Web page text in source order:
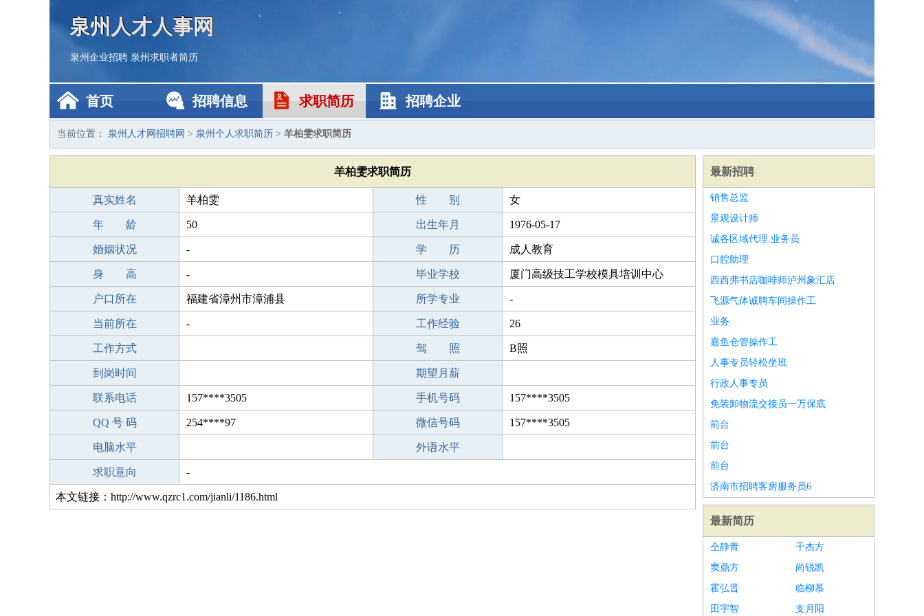
泉州人才人事网
泉州企业招聘 泉州求职者简历
首页 招聘信息 求职简历 招聘企业
当前位置： 泉州人才网招聘网 > 泉州个人求职简历 > 羊柏雯求职简历
羊柏雯求职简历
真实姓名 羊柏雯 性 别 女
年 龄 50 出生年月 1976-05-17
婚姻状况 - 学 历 成人教育
身 高 - 毕业学校 厦门高级技工学校模具培训中心
户口所在 福建省漳州市漳浦县 所学专业 -
当前所在 - 工作经验 26
工作方式 驾 照 B照
到岗时间 期望月薪
联系电话 157****3505 手机号码 157****3505
QQ 号 码 254****97 微信号码 157****3505
电脑水平 外语水平
求职意向 -
本文链接：http://www.qzrc1.com/jianli/1186.html
最新招聘
销售总监
景观设计师
诚各区域代理.业务员
口腔助理
西西弗书店咖啡师泸州象汇店
飞源气体诚聘车间操作工
业务
嘉鱼仓管操作工
人事专员轻松坐班
行政人事专员
免装卸物流交接员一万保底
前台
前台
前台
济南市招聘客房服务员6
最新简历
仝静青
千杰方
窦鼎方
尚锐凯
霍弘晋
临柳慕
田宇智
支月阳